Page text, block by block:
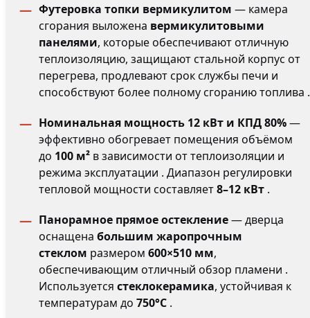
Футеровка топки вермикулитом — камера
сгорания выложена вермикулитовыми
панелями, которые обеспечивают отличную
теплоизоляцию, защищают стальной корпус от
перегрева, продлевают срок службы печи и
способствуют более полному сгоранию топлива .
Номинальная мощность 12 кВт и КПД 80%—
эффективно обогревает помещения объёмом
до 100 м² в зависимости от теплоизоляции и
режима эксплуатации . Диапазон регулировки
тепловой мощности составляет8–12 кВт .
Панорамное прямое остекление— дверца
оснащена большим жаропрочным
стеклом размером 600×510 мм,
обеспечивающим отличный обзор пламени .
Используется стеклокерамика, устойчивая к
температурам до 750°C .